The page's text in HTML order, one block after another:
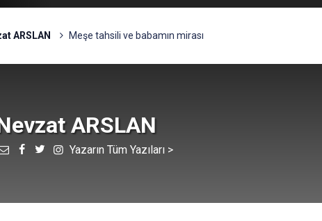
ARSLAN Meşe tahsili ve babamın mirası
ARSLAN
Yazarın Tüm Yazıları >